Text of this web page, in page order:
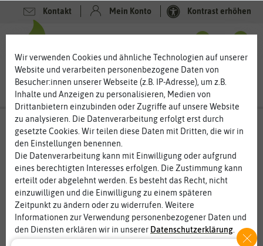
Kontakt Mein Konto Kontrast erhöhen
Kräutersamen- Anissamen
Anis – das Gewürz der Weihnachtsbäckerei
Anis ist vor allem durch Weihnachten vielen ein Begriff. Das
aromatisch, würzige Kraut ist aber auch in vielen anderen
Gerichten und Likören zu finden. Die Verwendung von Anis hat
eine lange Tradition, die über Jahrhunderte geht. Im Garten
können Sie das Heil- und Würzkraut leicht anbauen, denn die
Pflanzen sind pflegeleicht. Verwenden können Sie Anis vielfältig
in der Küche und Ihrer Kräuterapotheke.
Filter
Wir verwenden Cookies und ähnliche Technologien auf unserer
Website und verarbeiten personenbezogene Daten von
Besucher:innen unserer Webseite (z.B. IP-Adresse), um z.B.
Inhalte und Anzeigen zu personalisieren, Medien von
Drittanbietern einzubinden oder Zugriffe auf unsere Website
zu analysieren. Die Datenverarbeitung erfolgt erst durch
gesetzte Cookies. Wir teilen diese Daten mit Dritten, die wir in
den Einstellungen benennen.
Die Datenverarbeitung kann mit Einwilligung oder aufgrund
eines berechtigten Interesses erfolgen. Die Zustimmung kann
erteilt oder abgelehnt werden. Es besteht das Recht, nicht
einzuwilligen und die Einwilligung zu einem späteren
Zeitpunkt zu ändern oder zu widerrufen. Weitere
Informationen zur Verwendung personenbezogener Daten und
den Diensten erklären wir in unserer Daten­schutz­erklärung.